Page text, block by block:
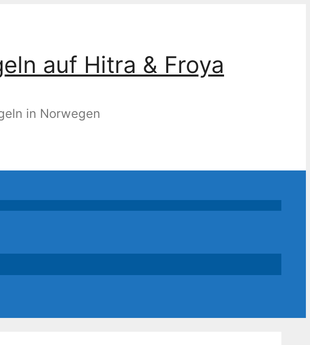
auf Hitra & Froya
in Norwegen